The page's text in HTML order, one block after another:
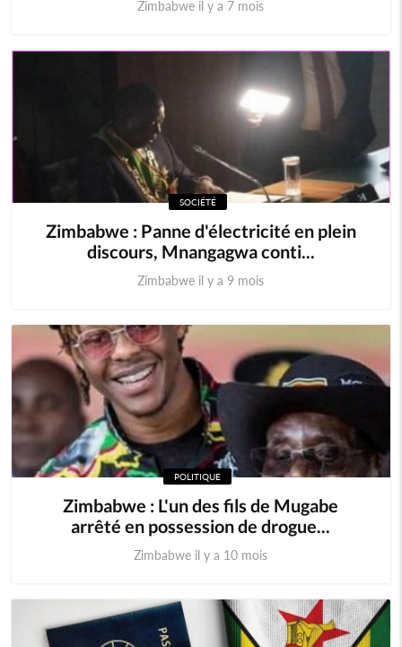
Zimbabwe il y a 7 mois
SOCIÉTÉ
Zimbabwe : Panne d'électricité en plein
discours, Mnangagwa conti...
Zimbabwe il y a 9 mois
POLITIQUE
Zimbabwe : L'un des fils de Mugabe
arrêté en possession de drogue...
Zimbabwe il y a 10 mois